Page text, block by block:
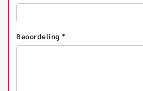
Beoordeling *